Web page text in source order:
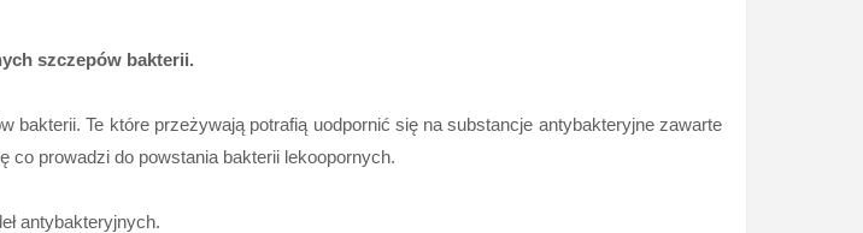
szczepów bakterii.
Te które przeżywają potrafią uodpornić się na substancje antybakteryjne zawarte
co prowadzi do powstania bakterii lekoopornych.
antybakteryjnych.